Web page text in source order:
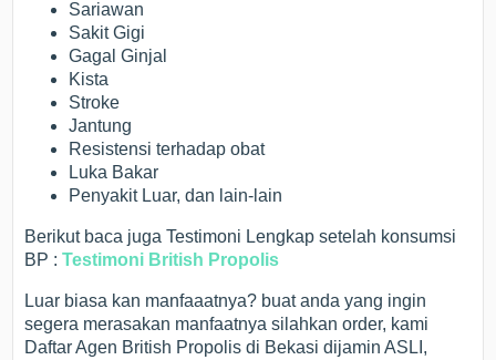
Sariawan
Sakit Gigi
Gagal Ginjal
Kista
Stroke
Jantung
Resistensi terhadap obat
Luka Bakar
Penyakit Luar, dan lain-lain
Berikut baca juga Testimoni Lengkap setelah konsumsi
BP :Testimoni British Propolis
Luar biasa kan manfaaatnya? buat anda yang ingin
segera merasakan manfaatnya silahkan order, kami
Daftar Agen British Propolis di Bekasi dijamin ASLI,